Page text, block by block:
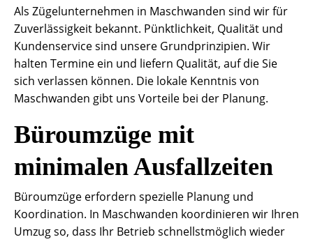
Als Zügelunternehmen in Maschwanden sind wir für
Zuverlässigkeit bekannt. Pünktlichkeit, Qualität und
Kundenservice sind unsere Grundprinzipien. Wir
halten Termine ein und liefern Qualität, auf die Sie
sich verlassen können. Die lokale Kenntnis von
Maschwanden gibt uns Vorteile bei der Planung.
Büroumzüge mit
minimalen Ausfallzeiten
Büroumzüge erfordern spezielle Planung und
Koordination. In Maschwanden koordinieren wir Ihren
Umzug so, dass Ihr Betrieb schnellstmöglich wieder